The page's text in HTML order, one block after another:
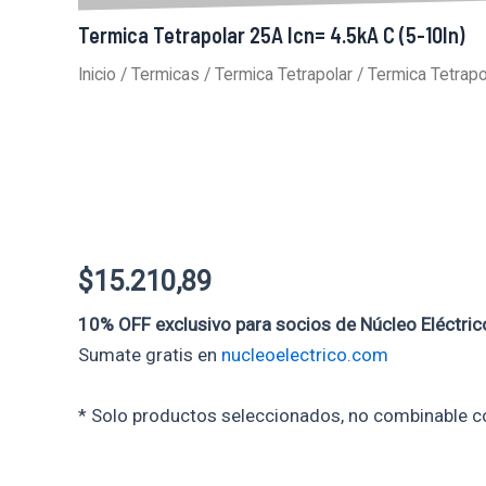
Termica Tetrapolar 25A Icn= 4.5kA C (5-10In)
Inicio / Termicas / Termica Tetrapolar / Termica
$15.210,89
10% OFF exclusivo para socios de Núcleo
Sumate gratis en nucleoelectrico.com
* Solo productos seleccionados, no combinable